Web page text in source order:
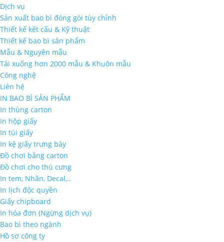
Dịch vụ
Sản xuất bao bì đóng gói tùy chỉnh
Thiết kế kết cấu & Kỹ thuật
Thiết kế bao bì sản phẩm
Mẫu & Nguyên mẫu
Tải xuống hơn 2000 mẫu & Khuôn mẫu
Công nghệ
Liên hệ
IN BAO BÌ SẢN PHẨM
In thùng carton
In hộp giấy
In túi giấy
In kệ giấy trưng bày
Đồ chơi bằng carton
Đồ chơi cho thú cưng
In tem, Nhãn, Decal,..
In lịch độc quyền
Giấy chipboard
In hóa đơn (Ngừng dịch vụ)
Bao bì theo ngành
Hồ sơ công ty